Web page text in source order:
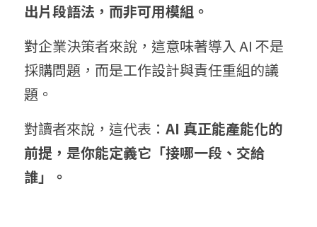
出片段語法，而非可用模組。
對企業決策者來說，這意味著導入 AI 不是
採購問題，而是工作設計與責任重組的議
題。
對讀者來說，這代表： AI 真正能產能化的
前提，是你能定義它「接哪一段、交給
誰」。